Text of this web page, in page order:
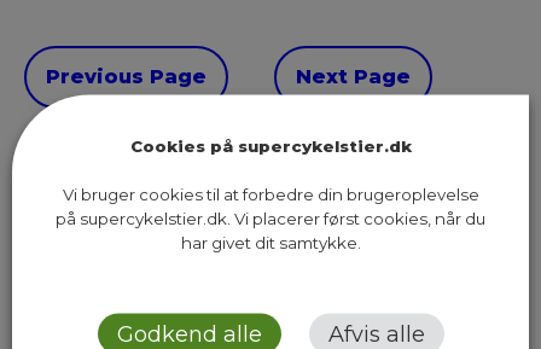
Previous Page Next Page
Sekretariatet for Supercykelstier
2300 København S
Cookies på supercykelstier.dk
Vi bruger cookies til at forbedre din brugeroplevelse
på supercykelstier.dk. Vi placerer først cookies, når du
har givet dit samtykke.
Godkend alle Afvis alle